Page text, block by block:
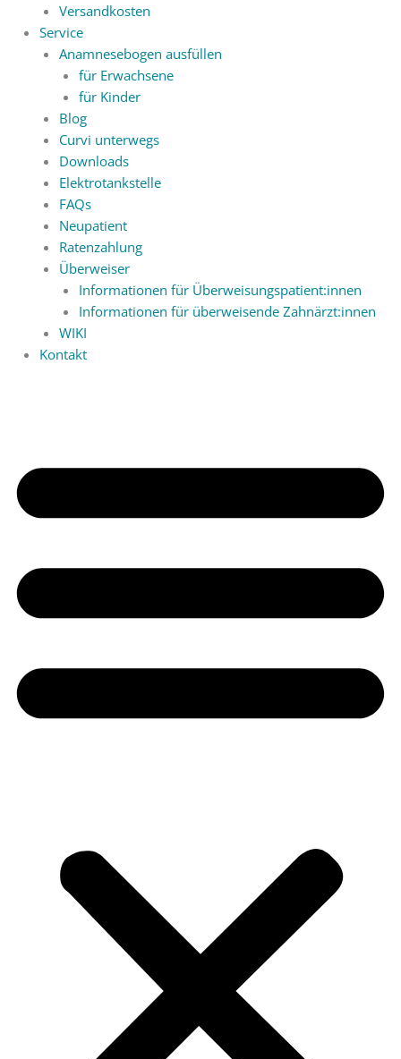
Versandkosten
Service
Anamnesebogen ausfüllen
für Erwachsene
für Kinder
Blog
Curvi unterwegs
Downloads
Elektrotankstelle
FAQs
Neupatient
Ratenzahlung
Überweiser
Informationen für Überweisungspatient:innen
Informationen für überweisende Zahnärzt:innen
WIKI
Kontakt